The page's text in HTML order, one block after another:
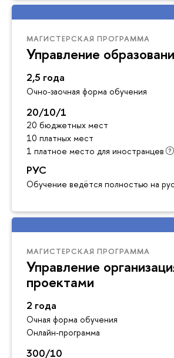
МАГИСТЕРСКАЯ ПРОГРАММА
Управление
2,5 года
Очно-заочная форма обучения
20/10/1
20 бюджетных мест
10 платных мест
1 платное место для иностранцев
РУС
Обучение ведётся полностью на
МАГИСТЕРСКАЯ ПРОГРАММА
Управление
проектами
2 года
Очная форма обучения
Онлайн-программа
300/10